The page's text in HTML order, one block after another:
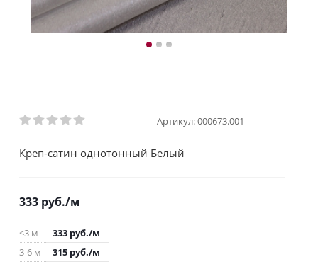
Артикул:000673.001
Креп-сатин однотонный Белый
333 руб./м
<3 м 333 руб./м
3-6 м
315 руб./м